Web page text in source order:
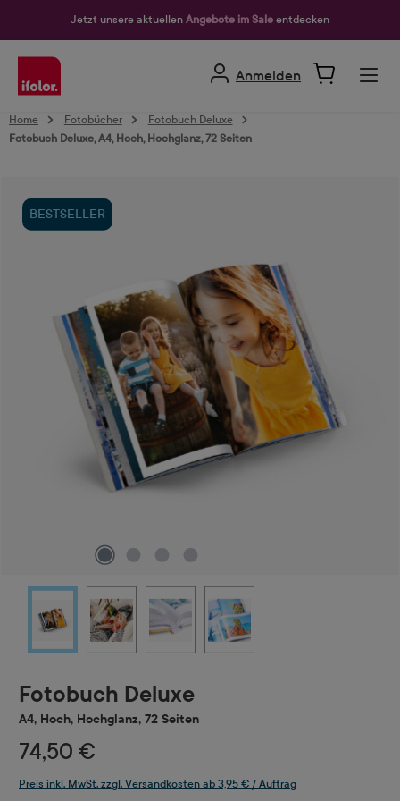
Jetzt unsere aktuellen Angebote im Sale entdecken
Anmelden
Home Fotobücher
Fotobuch Deluxe
Fotobuch Deluxe, A4, Hoch, Hochglanz, 72 Seiten
BESTSELLER
Fotobuch Deluxe
A4, Hoch, Hochglanz, 72 Seiten
74,50 €
Preis inkl. MwSt. zzgl. Versandkosten ab 3,95 € / Auftrag